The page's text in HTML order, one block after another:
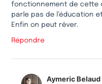
fonctionnement de cette
parle pas de l’éducation
Enfin on peut rêver.
Répondre
Aymeric Belaud